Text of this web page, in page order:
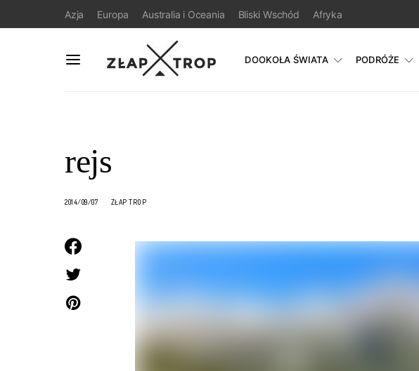
Azja Europa Australia i Oceania Bliski Wschód Afryka
DOOKOŁA ŚWIATA PODRÓŻE
rejs
2014/09/07 ZŁAP TROP